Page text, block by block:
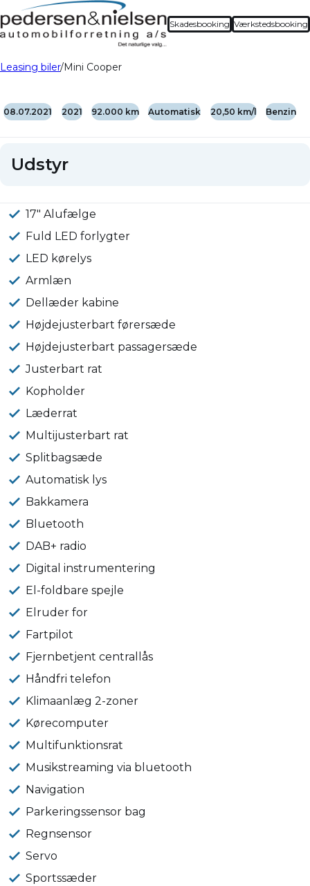
Skadesbooking Værkstedsbooking
Leasing biler Mini Cooper
08.07.2021 2021 92.000 km Automatisk 20,50 km/l Benzin
Udstyr
17" Alufælge
Fuld LED forlygter
LED kørelys
Armlæn
Dellæder kabine
Højdejusterbart førersæde
Højdejusterbart passagersæde
Justerbart rat
Kopholder
Læderrat
Multijusterbart rat
Splitbagsæde
Automatisk lys
Bakkamera
Bluetooth
DAB+ radio
Digital instrumentering
El-foldbare spejle
Elruder for
Fartpilot
Fjernbetjent centrallås
Håndfri telefon
Klimaanlæg 2-zoner
Kørecomputer
Multifunktionsrat
Musikstreaming via bluetooth
Navigation
Parkeringssensor bag
Regnsensor
Servo
Sportssæder